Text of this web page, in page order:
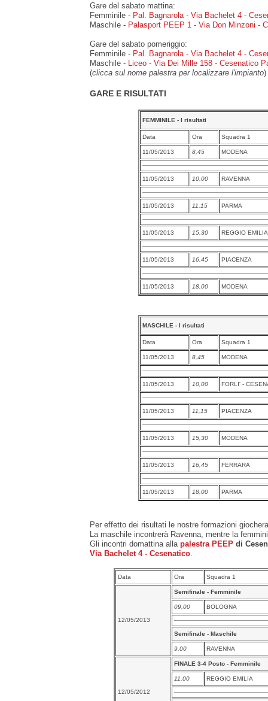
Gare del sabato mattina:
Femminile - Pal. Bagnarola - Via Bachelet 4 -
Maschile - Palasport PEEP 1 - Via Don Minzoni -
Gare del sabato pomeriggio:
Femminile - Pal. Bagnarola - Via Bachelet 4 -
Maschile - Liceo - Via Dei Mille 158 - Cesenatico
(clicca sul nome palestra per localizzare l'impianto)
GARE E RISULTATI
FEMMINILE - I risultati
Data Ora Squadra 1
11/05/2013 8,45 MODENA
11/05/2013 10,00 RAVENNA
11/05/2013 11,15 PARMA
11/05/2013 15,30 REGGIO EMILIA
11/05/2013 16,45 PIACENZA
11/05/2013 18,00 MODENA
MASCHILE - I risultati
Data Ora Squadra 1
11/05/2013 8,45 MODENA
11/05/2013 10,00 FORLI' -
11/05/2013 11,15 PIACENZA
11/05/2013 15,30 MODENA
11/05/2013 16,45 FERRARA
11/05/2013 18,00 PARMA
Per effetto dei risultati le nostre formazioni
La maschile incontrerà Ravenna, mentre la
Gli incontri domattina alla palestra PEEPdi
Via Bachelet 4 - Cesenatico.
Data Ora Squadra 1
12/05/2013
Semifinale - Femminile
09,00 BOLOGNA
Semifinale - Maschile
9,00 RAVENNA
12/05/2012
FINALE 3-4 Posto - Femminile
11,00 REGGIO EMILIA